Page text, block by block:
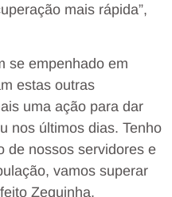
mais rápida”,
se empenhado em
estas outras
uma ação para dar
nos últimos dias. Tenho
de nossos servidores e
vamos superar
Zequinha.